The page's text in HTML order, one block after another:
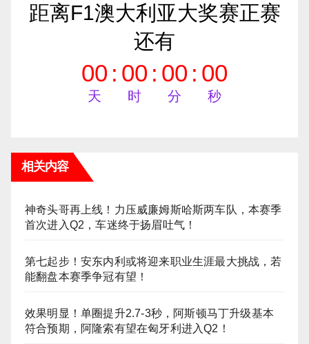
距离F1澳大利亚大奖赛正赛
还有
00
天
: 00
时
: 00
分
: 00
秒
相关内容
神奇头哥再上线！力压威廉姆斯哈斯两车队，本赛季
首次进入Q2，车迷终于扬眉吐气！
第七起步！安东内利或将迎来职业生涯最大挑战，若
能翻盘本赛季争冠有望！
效果明显！单圈提升2.7-3秒，阿斯顿马丁升级基本
符合预期，阿隆索有望在匈牙利进入Q2！